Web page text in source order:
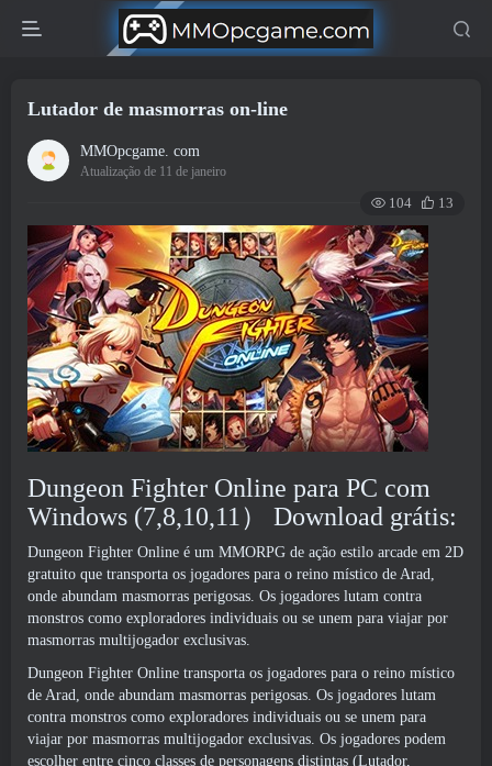
Lutador de masmorras on-line
MMOpcgame. com
Atualização de 11 de janeiro
104 13
Dungeon Fighter Online para PC com
Windows (7,8,10,11） Download grátis:
Dungeon Fighter Online é um MMORPG de ação estilo arcade em 2D
gratuito que transporta os jogadores para o reino místico de Arad,
onde abundam masmorras perigosas. Os jogadores lutam contra
monstros como exploradores individuais ou se unem para viajar por
masmorras multijogador exclusivas.
Dungeon Fighter Online transporta os jogadores para o reino místico
de Arad, onde abundam masmorras perigosas. Os jogadores lutam
contra monstros como exploradores individuais ou se unem para
viajar por masmorras multijogador exclusivas. Os jogadores podem
escolher entre cinco classes de personagens distintas (Lutador,